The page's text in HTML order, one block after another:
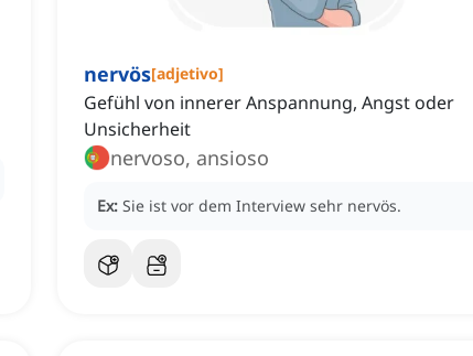
nervös[adjetivo]
Gefühl von innerer Anspannung, Angst oder
Unsicherheit
nervoso, ansioso
Ex: Sie ist vor dem Interview sehr nervös.